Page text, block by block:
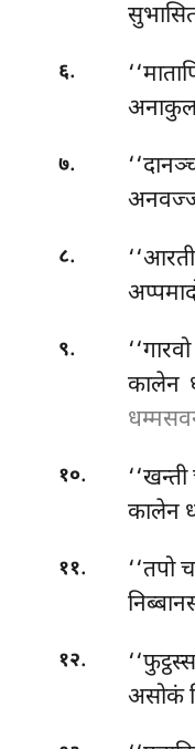
६.
७.
८.
९. ‘‘गारवो
कालेन
१०.
कालेन
११.
‘‘तपो
१२.
असोकं